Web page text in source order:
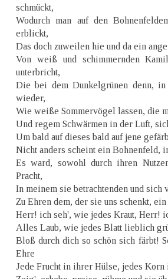
schmückt,
Wodurch man auf den
erblickt,
Das doch zuweilen hie und da ein
Von weiß und schimmernden
unterbricht,
Die bei dem Dunkelgrünen denn,
wieder,
Wie weiße Sommervögel lassen, die
Und regem Schwärmen in der Luft,
Um bald auf dieses bald auf jene
Nicht anders scheint ein Bohnenfeld,
Es ward, sowohl durch ihren
Pracht,
In meinem sie betrachtenden und sich
Zu Ehren dem, der sie uns schenkt,
Herr! ich seh', wie jedes Kraut, Herr!
Alles Laub, wie jedes Blatt lieblich
Bloß durch dich so schön sich färbt!
Ehre
Jede Frucht in ihrer Hülse, jedes